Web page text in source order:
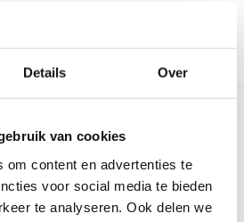
Details Over
van cookies
om content en advertenties te
voor social media te bieden
te analyseren. Ook delen we
Aanmaakblokjes, de perfecte
ervaring. Deze bruine, ecologische
natuurlijk en milieuvriendelijk. Ze zijn